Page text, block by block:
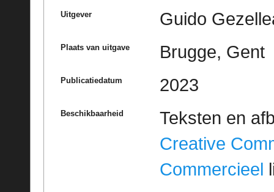
Uitgever Guido
Plaats van uitgave Brugge, Gent
Publicatiedatum 2023
Beschikbaarheid
Teksten en
Creative
Commercieel